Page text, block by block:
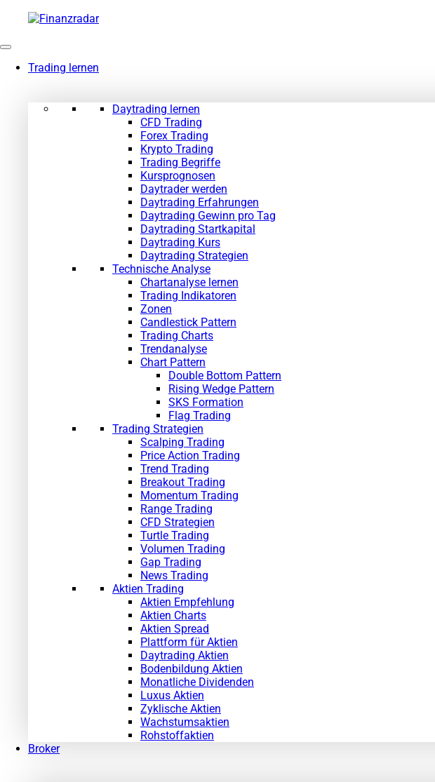
springen
Trading lernen
Daytrading lernen
CFD Trading
Forex Trading
Krypto Trading
Trading Begriffe
Kursprognosen
Daytrader werden
Daytrading Erfahrungen
Daytrading Gewinn pro Tag
Daytrading Startkapital
Daytrading Kurs
Daytrading Strategien
Technische Analyse
Chartanalyse lernen
Trading Indikatoren
Zonen
Candlestick Pattern
Trading Charts
Trendanalyse
Chart Pattern
Double Bottom Pattern
Rising Wedge Pattern
SKS Formation
Flag Trading
Trading Strategien
Scalping Trading
Price Action Trading
Trend Trading
Breakout Trading
Momentum Trading
Range Trading
CFD Strategien
Turtle Trading
Volumen Trading
Gap Trading
News Trading
Aktien Trading
Aktien Empfehlung
Aktien Charts
Aktien Spread
Plattform für Aktien
Daytrading Aktien
Bodenbildung Aktien
Monatliche Dividenden
Luxus Aktien
Zyklische Aktien
Wachstumsaktien
Rohstoffaktien
Broker